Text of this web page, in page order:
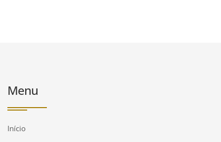
Menu
Início